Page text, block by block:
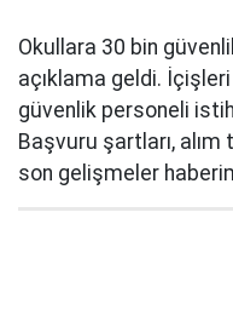
Okullara 30 bin
açıklama geldi.
güvenlik personeli
Başvuru şartları, alım
son gelişmeler